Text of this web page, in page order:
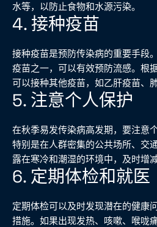
水等，以防止食物和水源污染。
4. 接种疫苗
接种疫苗是预防传染病的重要手段
疫苗之一，可以有效预防流感。根
可以接种其他疫苗，如乙肝疫苗、
5. 注意个人保护
在秋季易发传染病高发期，要注意
特别是在人群密集的公共场所、交
露在寒冷和潮湿的环境中，及时增
6. 定期体检和就医
定期体检可以及时发现潜在的健康
措施。如果出现发热、咳嗽、喉咙